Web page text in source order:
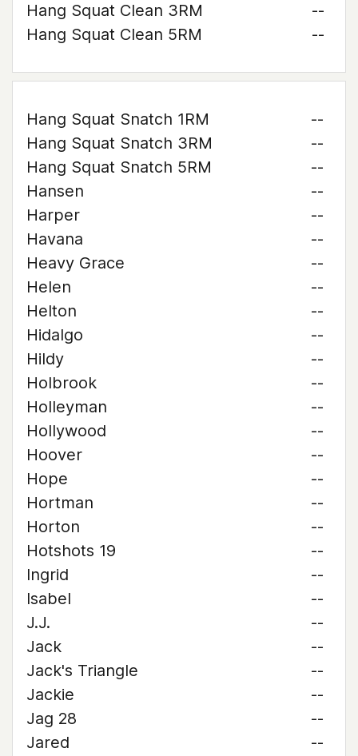
Hang Squat Clean 3RM
--
Hang Squat Clean 5RM
--
Hang Squat Snatch 1RM
--
Hang Squat Snatch 3RM
--
Hang Squat Snatch 5RM
--
Hansen
--
Harper
--
Havana
--
Heavy Grace
--
Helen
--
Helton
--
Hidalgo
--
Hildy
--
Holbrook
--
Holleyman
--
Hollywood
--
Hoover
--
Hope
--
Hortman
--
Horton
--
Hotshots 19
--
Ingrid
--
Isabel
--
J.J.
--
Jack
--
Jack's Triangle
--
Jackie
--
Jag 28
--
Jared
--